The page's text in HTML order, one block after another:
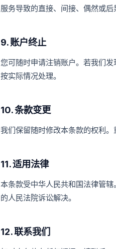
服务导致的直接、间接、偶然或后
9. 账户终止
您可随时申请注销账户。若我们
按实际情况处理。
10. 条款变更
我们保留随时修改本条款的权利
11. 适用法律
本条款受中华人民共和国法律管
的人民法院诉讼解决。
12. 联系我们